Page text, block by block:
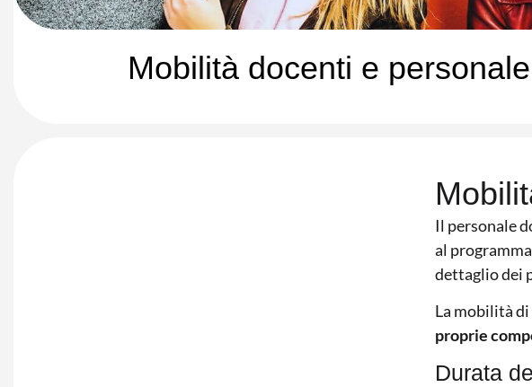
Mobilità docenti e
Il personale
al
dettaglio dei
La mobilità di
proprie
Durata